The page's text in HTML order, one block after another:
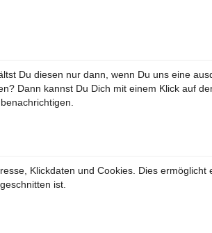
Du diesen nur dann, wenn Du uns eine
Dann kannst Du Dich mit einem Klick auf
Klickdaten und Cookies. Dies ermöglicht
ist.